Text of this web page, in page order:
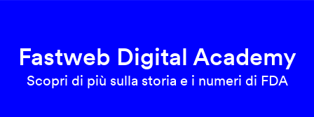
Fastweb Digital Academy
Scopri di più sulla storia e i numeri di FDA